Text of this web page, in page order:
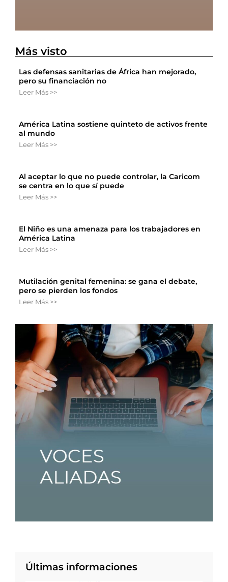
Más visto
Las defensas sanitarias de África han mejorado,
pero su financiación no
Leer Más >>
América Latina sostiene quinteto de activos frente
al mundo
Leer Más >>
Al aceptar lo que no puede controlar, la Caricom
se centra en lo que sí puede
Leer Más >>
El Niño es una amenaza para los trabajadores en
América Latina
Leer Más >>
Mutilación genital femenina: se gana el debate,
pero se pierden los fondos
Leer Más >>
Últimas informaciones